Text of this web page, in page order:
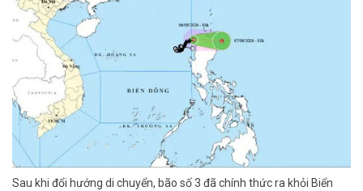
Sau khi đổi hướng di chuyển, bão số 3 đã chính thức ra khỏi Biển